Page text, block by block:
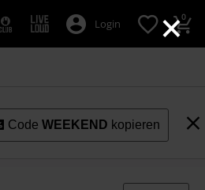
×
Login 0
CodeWEEKEND kopieren